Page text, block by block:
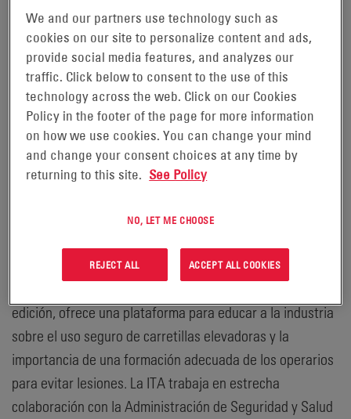
CELEBRAR EL 8.º DÍA NACIONAL
DE LA SEGURIDAD EN
CARRETILLAS ELEVADORAS.
EnerSys® se une a la Asociación de Carretillas Industriales (ITA) para
celebrar el 8.º Día Nacional de la Seguridad en Carretillas Elevadoras.
soluciones de energía almacenada para aplicaciones
para celebrar el Día Nacional de la Seguridad en
edición, ofrece una plataforma para educar a la industria
sobre el uso seguro de carretillas elevadoras y la
importancia de una formación adecuada de los operarios
para evitar lesiones. La ITA trabaja en estrecha
colaboración con la Administración de Seguridad y Salud
We and our partners use technology such as
cookies on our site to personalize content and ads,
provide social media features, and analyzes our
traffic. Click below to consent to the use of this
technology across the web. Click on our Cookies
Policy in the footer of the page for more information
on how we use cookies. You can change your mind
and change your consent choices at any time by
returning to this site. See Policy
NO, LET ME CHOOSE
REJECT ALL ACCEPT ALL COOKIES